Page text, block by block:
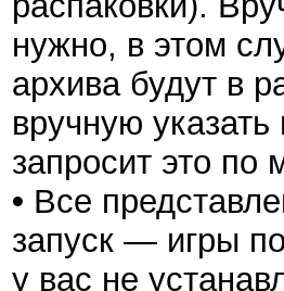
нужно, в этом
архива будут в
вручную
запросит это по
• Все
запуск — игры
у вас не